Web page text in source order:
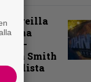
aina
–
Smith